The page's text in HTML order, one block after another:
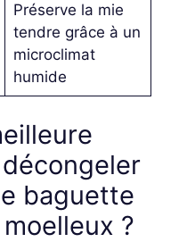
Préserve la mie
tendre grâce à un
microclimat
humide
baguette
?